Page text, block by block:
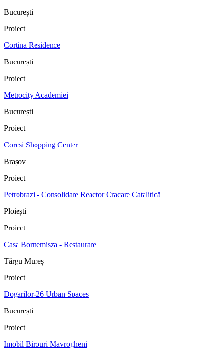
București
Proiect
Cortina Residence
București
Proiect
Metrocity Academiei
București
Proiect
Coresi Shopping Center
Brașov
Proiect
Petrobrazi - Consolidare Reactor Cracare Catalitică
Ploiești
Proiect
Casa Bornemisza - Restaurare
Târgu Mureș
Proiect
Dogarilor-26 Urban Spaces
București
Proiect
Imobil Birouri Mavrogheni